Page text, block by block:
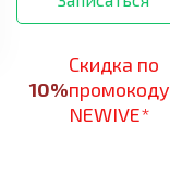
10%
Скидка по
промокоду
NEWIVE*